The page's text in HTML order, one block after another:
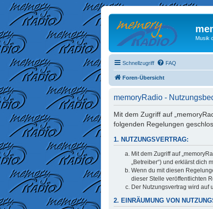
Musik
Schnellzugriff FAQ
Foren-Übersicht
memoryRadio -
Mit dem Zugriff auf
folgenden Regelungen
1. NUTZUNGSVERTRAG:
Mit dem Zugriff auf
„Betreiber“) und erklärst dich
Wenn du mit diesen
dieser Stelle veröffentlichten
Der Nutzungsvertrag wird auf
2. EINRÄUMUNG VON